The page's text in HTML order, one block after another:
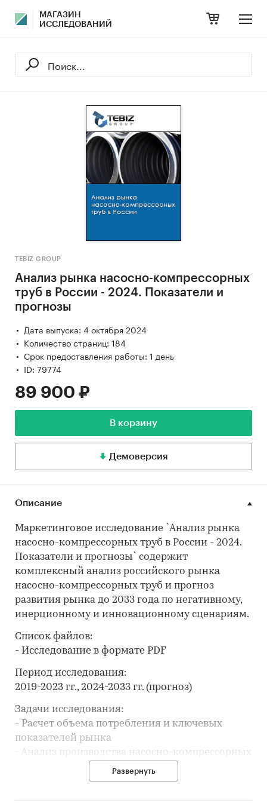
МАГАЗИН
ИССЛЕДОВАНИЙ
TEBIZ GROUP
Анализ рынка насосно-компрессорных
труб в России - 2024. Показатели и
прогнозы
Дата выпуска: 4 октября 2024
Количество страниц: 184
Срок предоставления работы: 1 день
ID: 79774
89 900 ₽
В корзину
Демоверсия
Описание
Маркетинговое исследование `Анализ рынка
насосно-компрессорных труб в России - 2024.
Показатели и прогнозы` содержит
комплексный анализ российского рынка
насосно-компрессорных труб и прогноз
развития рынка до 2033 года по негативному,
инерционному и инновационному сценариям.
Список файлов:
- Исследование в формате PDF
Период исследования:
2019-2023 гг., 2024-2033 гг. (прогноз)
Задачи исследования:
- Расчет объема потребления и ключевых
показателей рынка
- Анализ производства насосно-компрессорных
- Составление рейтинга производителей
Развернуть